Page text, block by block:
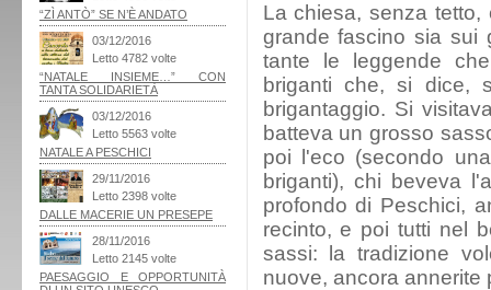
La chiesa, senza
grande fascino sia sui
tante le leggende
briganti che, si dice,
brigantaggio. Si
batteva un grosso
poi l'eco (secondo
briganti), chi beveva
profondo di Peschici,
recinto, e poi tutti nel
sassi: la tradizione
nuove, ancora annerite